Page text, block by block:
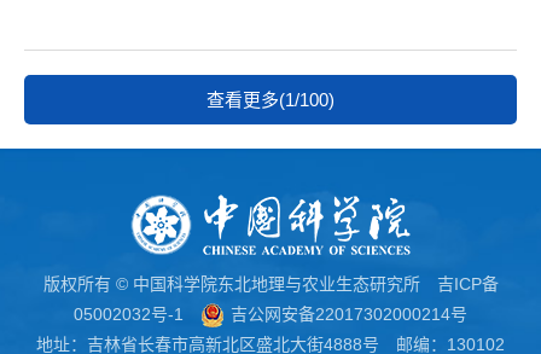
查看更多(1/100)
版权所有 © 中国科学院东北地理与农业生态研究所 吉ICP备
05002032号-1
吉公网安备22017302000214号
地址：吉林省长春市高新北区盛北大街4888号 邮编：130102